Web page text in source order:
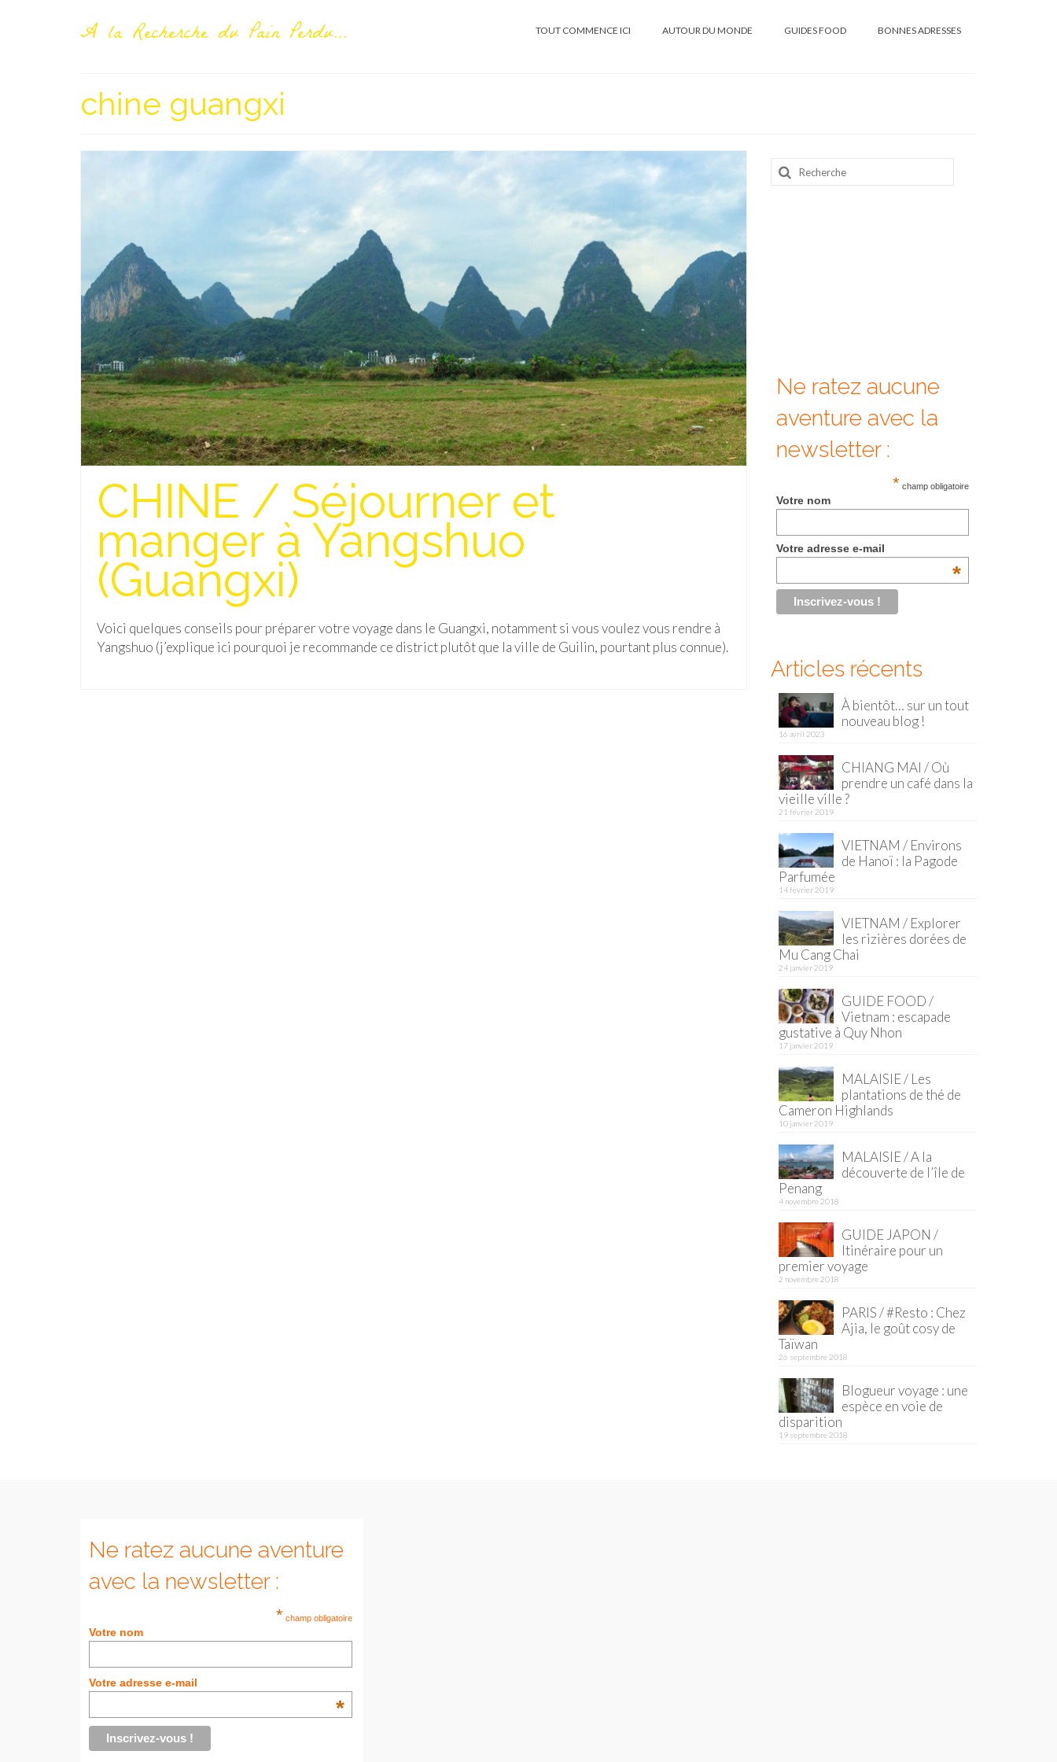
A la Recherche du Pain Perdu... TOUT COMMENCE ICI AUTOUR DU MONDE GUIDES FOOD BONNES ADRESSES
chine guangxi
CHINE / Séjourner et
manger à Yangshuo
(Guangxi)
Voici quelques conseils pour préparer votre voyage dans le Guangxi, notamment si vous voulez vous rendre à
Yangshuo (j’explique ici pourquoi je recommande ce district plutôt que la ville de Guilin, pourtant plus connue).
Rechercher
:
Ne ratez aucune
aventure avec la
newsletter :
* champ obligatoire
Votre nom
Votre adresse e-mail
*
Articles récents
À bientôt… sur un tout
nouveau blog !
16 avril 2023
CHIANG MAI / Où
prendre un café dans la
vieille ville ?
21 février 2019
VIETNAM / Environs
de Hanoï : la Pagode
Parfumée
14 février 2019
VIETNAM / Explorer
les rizières dorées de
Mu Cang Chai
24 janvier 2019
GUIDE FOOD /
Vietnam : escapade
gustative à Quy Nhon
17 janvier 2019
MALAISIE / Les
plantations de thé de
Cameron Highlands
10 janvier 2019
MALAISIE / A la
découverte de l’île de
Penang
4 novembre 2018
GUIDE JAPON /
Itinéraire pour un
premier voyage
2 novembre 2018
PARIS / #Resto : Chez
Ajia, le goût cosy de
Taïwan
26 septembre 2018
Blogueur voyage : une
espèce en voie de
disparition
19 septembre 2018
Ne ratez aucune aventure
avec la newsletter :
* champ obligatoire
Votre nom
Votre adresse e-mail
*